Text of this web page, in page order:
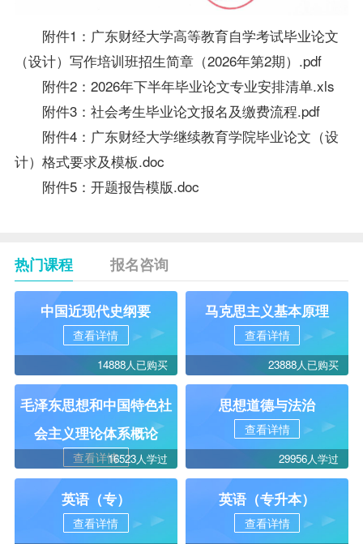
附件1：广东财经大学高等教育自学考试毕业论文
（设计）写作培训班招生简章（2026年第2期）.pdf
附件2：2026年下半年毕业论文专业安排清单.xls
附件3：社会考生毕业论文报名及缴费流程.pdf
附件4：广东财经大学继续教育学院毕业论文（设
计）格式要求及模板.doc
附件5：开题报告模版.doc
热门课程 报名咨询
中国近现代史纲要
查看详情
14888人已购买
马克思主义基本原理
查看详情
23888人已购买
毛泽东思想和中国特色社
会主义理论体系概论
查看详情16523人学过
思想道德与法治
查看详情
29956人学过
英语（专）
查看详情
英语（专升本）
查看详情